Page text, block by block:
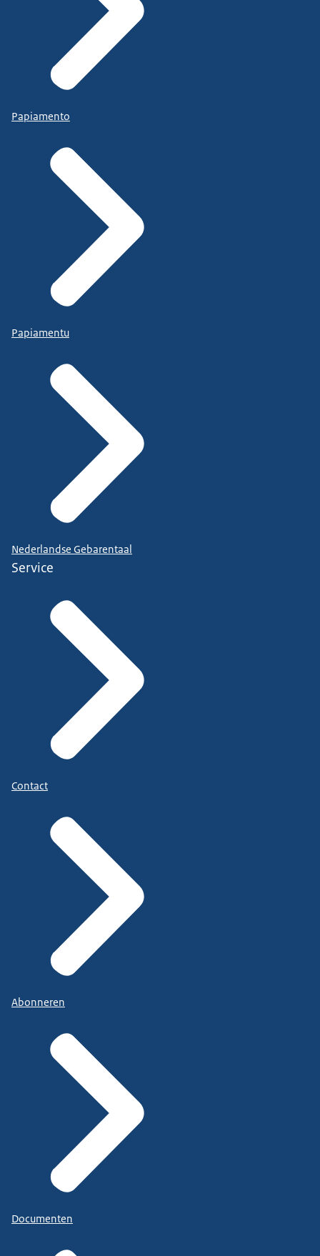
Papiamento
Papiamentu
Nederlandse Gebarentaal
Service
Contact
Abonneren
Documenten